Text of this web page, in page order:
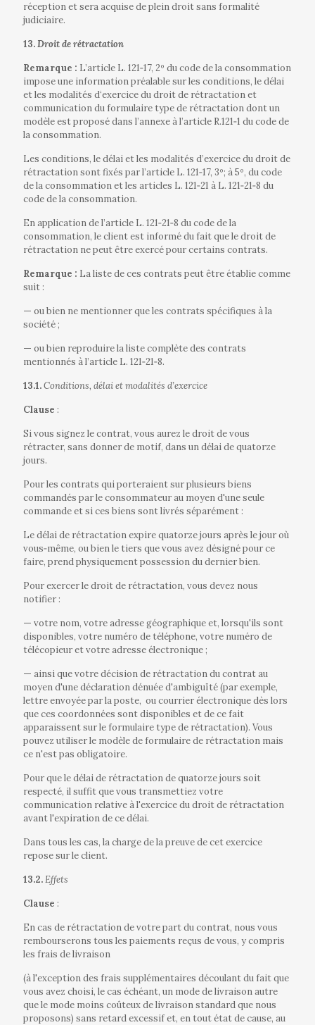
réception et sera acquise de plein droit sans formalité
judiciaire.
13.Droit de rétractation
Remarque : L’article L. 121‐17, 2º du code de la consommation
impose une information préalable sur les conditions, le délai
et les modalités d‘exercice du droit de rétractation et
communication du formulaire type de rétractation dont un
modèle est proposé dans l’annexe à l’article R.121‐1 du code de
la consommation.
Les conditions, le délai et les modalités d’exercice du droit de
rétractation sont fixés par l’article L. 121‐17, 3º; à 5º, du code
de la consommation et les articles L. 121‐21 à L. 121‐21‐8 du
code de la consommation.
En application de l’article L. 121‐21‐8 du code de la
consommation, le client est informé du fait que le droit de
rétractation ne peut être exercé pour certains contrats.
Remarque : La liste de ces contrats peut être établie comme
suit :
— ou bien ne mentionner que les contrats spécifiques à la
société ;
— ou bien reproduire la liste complète des contrats
mentionnés à l’article L. 121‐21‐8.
13.1.Conditions, délai et modalités d’exercice
Clause :
Si vous signez le contrat, vous aurez le droit de vous
rétracter, sans donner de motif, dans un délai de quatorze
jours.
Pour les contrats qui porteraient sur plusieurs biens
commandés par le consommateur au moyen d'une seule
commande et si ces biens sont livrés séparément :
Le délai de rétractation expire quatorze jours après le jour où
vous‐même, ou bien le tiers que vous avez désigné pour ce
faire, prend physiquement possession du dernier bien.
Pour exercer le droit de rétractation, vous devez nous
notifier :
— votre nom, votre adresse géographique et, lorsqu'ils sont
disponibles, votre numéro de téléphone, votre numéro de
télécopieur et votre adresse électronique ;
— ainsi que votre décision de rétractation du contrat au
moyen d'une déclaration dénuée d'ambiguïté (par exemple,
lettre envoyée par la poste, ou courrier électronique dès lors
que ces coordonnées sont disponibles et de ce fait
apparaissent sur le formulaire type de rétractation). Vous
pouvez utiliser le modèle de formulaire de rétractation mais
ce n'est pas obligatoire.
Pour que le délai de rétractation de quatorze jours soit
respecté, il suffit que vous transmettiez votre
communication relative à l'exercice du droit de rétractation
avant l'expiration de ce délai.
Dans tous les cas, la charge de la preuve de cet exercice
repose sur le client.
13.2.Effets
Clause :
En cas de rétractation de votre part du contrat, nous vous
rembourserons tous les paiements reçus de vous, y compris
les frais de livraison
(à l'exception des frais supplémentaires découlant du fait que
vous avez choisi, le cas échéant, un mode de livraison autre
que le mode moins coûteux de livraison standard que nous
proposons) sans retard excessif et, en tout état de cause, au